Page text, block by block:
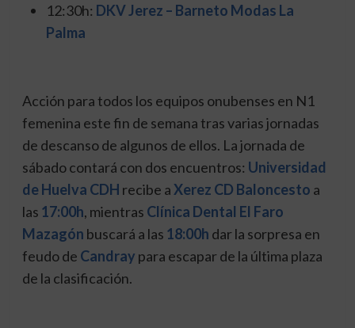
12:30h: DKV Jerez – Barneto Modas La
Palma
Acción para todos los equipos onubenses en N1
femenina este fin de semana tras varias jornadas
de descanso de algunos de ellos. La jornada de
sábado contará con dos encuentros: Universidad
de Huelva CDH recibe aXerez CD Baloncesto a
las 17:00h, mientras Clínica Dental El Faro
Mazagón buscará a las 18:00h dar la sorpresa en
feudo de Candray para escapar de la última plaza
de la clasificación.